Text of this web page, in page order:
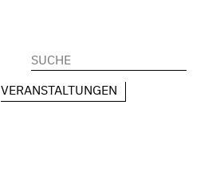
Suchen
nach:
VERANSTALTUNGEN